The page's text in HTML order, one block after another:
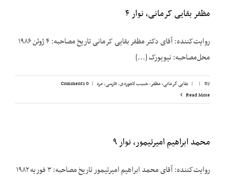
مظفر بقایی کرمانی، نوار ۴
روایت‌کننده: آقای دکتر مظفر بقایی کرمانی تاریخ مصاحبه: ۴ ژوئن ۱۹۸۶
محل‌مصاحبه: نیویورک [...]
By
|
| بقایی کرمانی، مظفر,حبیب لاجوردی,فارسی,مرد |
0 Comments
Read More
محمد ابراهیم امیرتیمور، نوار ۹
روایت‌کننده: آقای محمد ابراهیم امیرتیمور تاریخ مصاحبه: ۳ فوریه ۱۹۸۲